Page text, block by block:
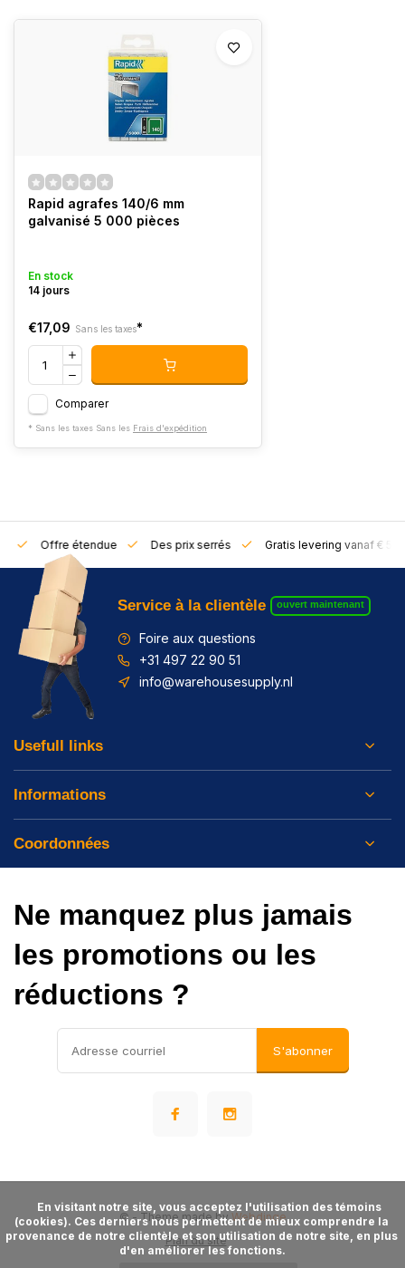
Rapid agrafes 140/6 mm
galvanisé 5 000 pièces
En stock
14 jours
€17,09 Sans les taxes*
Comparer
* Sans les taxes Sans les Frais d'expédition
Offre étendue Des prix serrés Gratis levering vanaf €
Service à la clientèle ouvert maintenant
Foire aux questions
+31 497 22 90 51
info@warehousesupply.nl
Usefull links
Informations
Coordonnées
Ne manquez plus jamais
les promotions ou les
réductions ?
S'abonner
Plan du site
©- Theme made byWebdinge
(cookies). Ces derniers nous permettent de mieux comprendre la
provenance de notre clientèle et son utilisation de notre site, en plus
d'en améliorer les fonctions.